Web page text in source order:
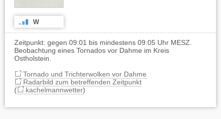
W
Zeitpunkt: gegen 09:01 bis mindestens 09:05 Uhr MESZ.
Beobachtung eines Tornados vor Dahme im Kreis
Ostholstein.
Tornado und Trichterwolken vor Dahme
Radarbild zum betreffenden Zeitpunkt
(
kachelmannwetter)